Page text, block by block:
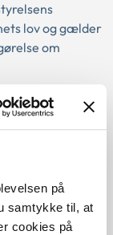
på
samtykke til, at
cookies på
lov og gælder
om
baggrund af
udvalgte
lov.
konkrete